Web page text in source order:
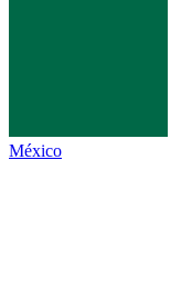
México